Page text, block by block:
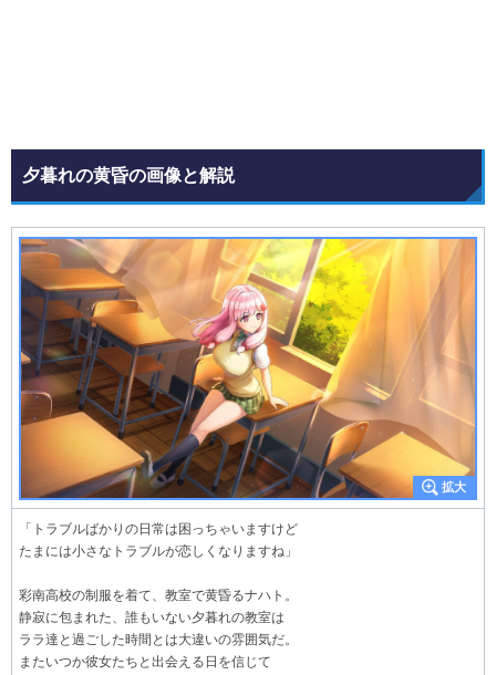
夕暮れの黄昏の画像と解説
「トラブルばかりの日常は困っちゃいますけど
たまには小さなトラブルが恋しくなりますね」
彩南高校の制服を着て、教室で黄昏るナハト。
静寂に包まれた、誰もいない夕暮れの教室は
ララ達と過ごした時間とは大違いの雰囲気だ。
またいつか彼女たちと出会える日を信じて